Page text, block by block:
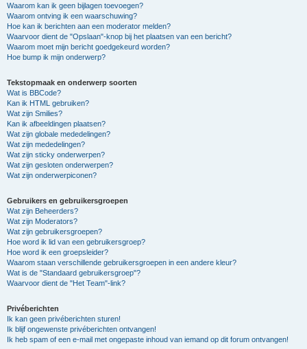
Waarom kan ik geen bijlagen toevoegen?
Waarom ontving ik een waarschuwing?
Hoe kan ik berichten aan een moderator melden?
Waarvoor dient de "Opslaan"-knop bij het plaatsen van een bericht?
Waarom moet mijn bericht goedgekeurd worden?
Hoe bump ik mijn onderwerp?
Tekstopmaak en onderwerp soorten
Wat is BBCode?
Kan ik HTML gebruiken?
Wat zijn Smilies?
Kan ik afbeeldingen plaatsen?
Wat zijn globale mededelingen?
Wat zijn mededelingen?
Wat zijn sticky onderwerpen?
Wat zijn gesloten onderwerpen?
Wat zijn onderwerpiconen?
Gebruikers en gebruikersgroepen
Wat zijn Beheerders?
Wat zijn Moderators?
Wat zijn gebruikersgroepen?
Hoe word ik lid van een gebruikersgroep?
Hoe word ik een groepsleider?
Waarom staan verschillende gebruikersgroepen in een andere kleur?
Wat is de "Standaard gebruikersgroep"?
Waarvoor dient de "Het Team"-link?
Privéberichten
Ik kan geen privéberichten sturen!
Ik blijf ongewenste privéberichten ontvangen!
Ik heb spam of een e-mail met ongepaste inhoud van iemand op dit forum ontvangen!